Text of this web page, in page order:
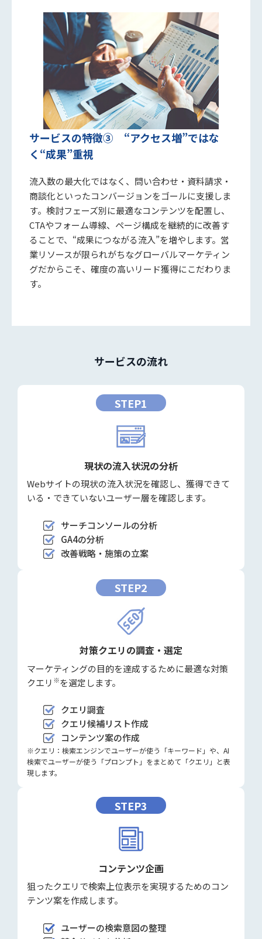
サービスの特徴③ “アクセス増”ではな
く“成果”重視
流入数の最大化ではなく、問い合わせ・資料請求・
商談化といったコンバージョンをゴールに支援しま
す。検討フェーズ別に最適なコンテンツを配置し、
CTAやフォーム導線、ページ構成を継続的に改善す
ることで、“成果につながる流入”を増やします。営
業リソースが限られがちなグローバルマーケティン
グだからこそ、確度の高いリード獲得にこだわりま
す。
サービスの流れ
STEP1
現状の流入状況の分析
Webサイトの現状の流入状況を確認し、獲得できて
いる・できていないユーザー層を確認します。
サーチコンソールの分析
GA4の分析
改善戦略・施策の立案
STEP2
対策クエリの調査・選定
マーケティングの目的を達成するために最適な対策
クエリ ※を選定します。
クエリ調査
クエリ候補リスト作成
コンテンツ案の作成
※クエリ：検索エンジンでユーザーが使う「キーワード」や、AI
検索でユーザーが使う「プロンプト」をまとめて「クエリ」と表
現します。
STEP3
コンテンツ企画
狙ったクエリで検索上位表示を実現するためのコン
テンツ案を作成します。
ユーザーの検索意図の整理